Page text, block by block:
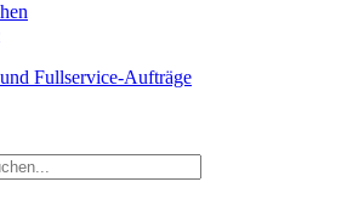
Fullservice-Aufträge